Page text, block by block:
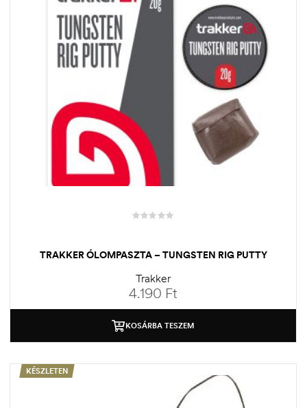
TRAKKER ÓLOMPASZTA – TUNGSTEN RIG PUTTY
Trakker
4.190 Ft
KOSÁRBA TESZEM
KÉSZLETEN